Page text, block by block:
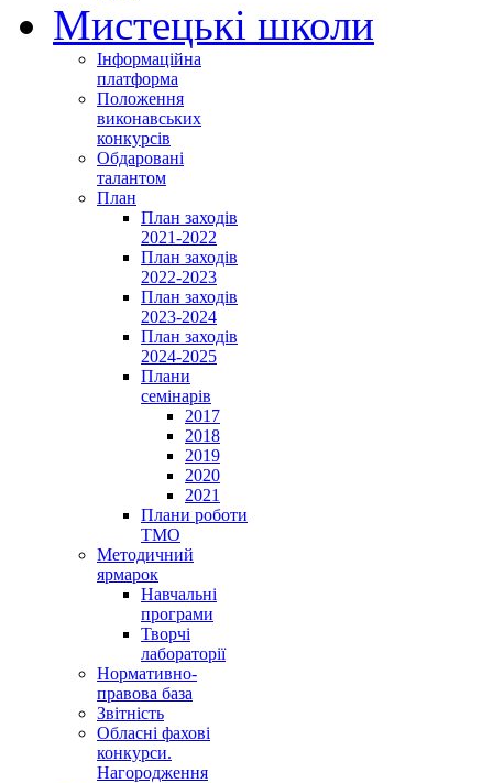
Мистецькі школи
Інформаційна
платформа
Положення
виконавських
конкурсів
Обдаровані
талантом
План
План заходів
2021-2022
План заходів
2022-2023
План заходів
2023-2024
План заходів
2024-2025
Плани
семінарів
2017
2018
2019
2020
2021
Плани роботи
ТМО
Методичний
ярмарок
Навчальні
програми
Творчі
лабораторії
Нормативно-
правова база
Звітність
Обласні фахові
конкурси.
Нагородження